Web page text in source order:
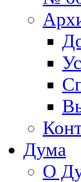
Дума
О